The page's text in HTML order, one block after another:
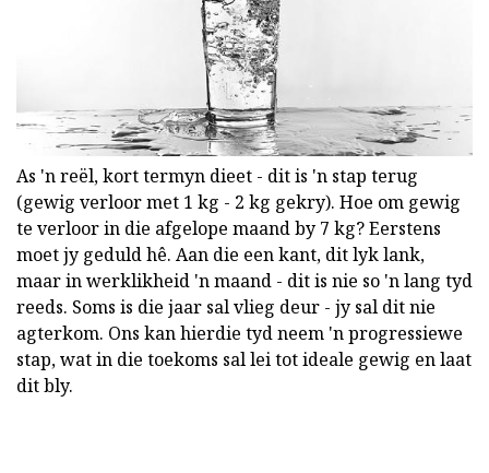
As 'n reël, kort termyn dieet - dit is 'n stap terug
(gewig verloor met 1 kg - 2 kg gekry). Hoe om gewig
te verloor in die afgelope maand by 7 kg? Eerstens
moet jy geduld hê. Aan die een kant, dit lyk lank,
maar in werklikheid 'n maand - dit is nie so 'n lang tyd
reeds. Soms is die jaar sal vlieg deur - jy sal dit nie
agterkom. Ons kan hierdie tyd neem 'n progressiewe
stap, wat in die toekoms sal lei tot ideale gewig en laat
dit bly.